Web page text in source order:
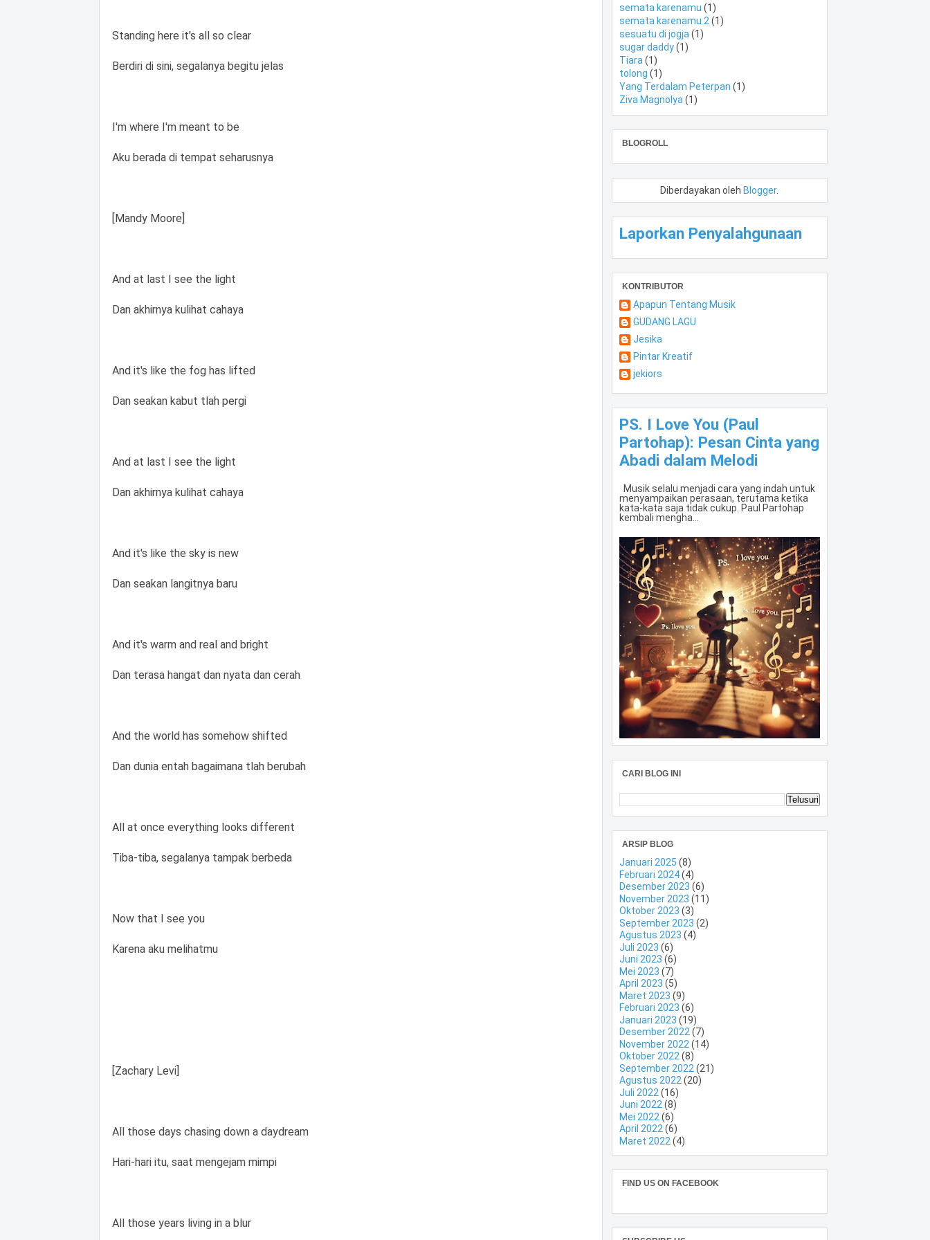
Standing here it's all so clear
Berdiri di sini, segalanya begitu jelas
I'm where I'm meant to be
Aku berada di tempat seharusnya
[Mandy Moore]
And at last I see the light
Dan akhirnya kulihat cahaya
And it's like the fog has lifted
Dan seakan kabut tlah pergi
And at last I see the light
Dan akhirnya kulihat cahaya
And it's like the sky is new
Dan seakan langitnya baru
And it's warm and real and bright
Dan terasa hangat dan nyata dan cerah
And the world has somehow shifted
Dan dunia entah bagaimana tlah berubah
All at once everything looks different
Tiba-tiba, segalanya tampak berbeda
Now that I see you
Karena aku melihatmu
[Zachary Levi]
All those days chasing down a daydream
Hari-hari itu, saat mengejam mimpi
All those years living in a blur
semata karenamu (1)
semata karenamu 2 (1)
sesuatu di jogja (1)
sugar daddy (1)
Tiara (1)
tolong (1)
Yang Terdalam Peterpan (1)
Ziva Magnolya (1)
BLOGROLL
Diberdayakan oleh Blogger.
Laporkan Penyalahgunaan
KONTRIBUTOR
Apapun Tentang Musik
GUDANG LAGU
Jesika
Pintar Kreatif
jekiors
PS. I Love You (Paul
Partohap): Pesan Cinta yang
Abadi dalam Melodi
Musik selalu menjadi cara yang indah untuk
menyampaikan perasaan, terutama ketika
kata-kata saja tidak cukup. Paul Partohap
kembali mengha...
CARI BLOG INI
ARSIP BLOG
Januari 2025 (8)
Februari 2024(4)
Desember 2023 (6)
November 2023 (11)
Oktober 2023 (3)
September 2023 (2)
Agustus 2023 (4)
Juli 2023 (6)
Juni 2023 (6)
Mei 2023 (7)
April 2023 (5)
Maret 2023 (9)
Februari 2023 (6)
Januari 2023 (19)
Desember 2022 (7)
November 2022 (14)
Oktober 2022 (8)
September 2022 (21)
Agustus 2022 (20)
Juli 2022 (16)
Juni 2022 (8)
Mei 2022 (6)
April 2022 (6)
Maret 2022 (4)
FIND US ON FACEBOOK